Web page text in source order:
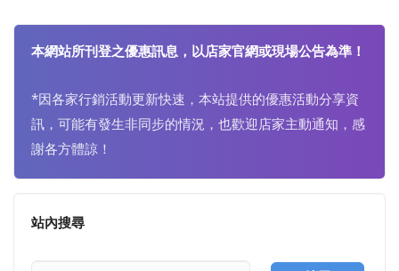
本網站所刊登之優惠訊息，以店家官網或現場公告為準！
*因各家行銷活動更新快速，本站提供的優惠活動分享資
訊，可能有發生非同步的情況，也歡迎店家主動通知，感
謝各方體諒！
站內搜尋